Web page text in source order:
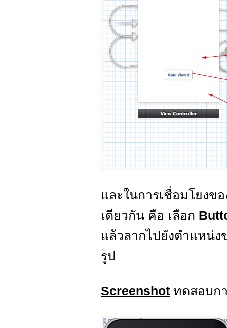
และในการเชื่อมโยงข
เดียวกัน คือ เลือก
แล้วลากไปยังตำแหน่ง
รูป
Screenshot ทดสอบก